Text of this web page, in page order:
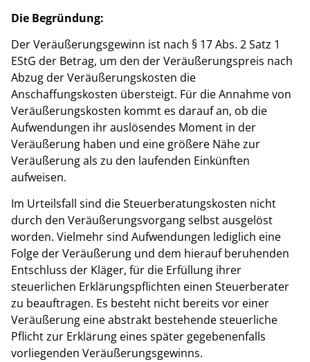
Die Begründung:
Der Veräußerungsgewinn ist nach § 17 Abs. 2 Satz 1
EStG der Betrag, um den der Veräußerungspreis nach
Abzug der Veräußerungskosten die
Anschaffungskosten übersteigt. Für die Annahme von
Veräußerungskosten kommt es darauf an, ob die
Aufwendungen ihr auslösendes Moment in der
Veräußerung haben und eine größere Nähe zur
Veräußerung als zu den laufenden Einkünften
aufweisen.
Im Urteilsfall sind die Steuerberatungskosten nicht
durch den Veräußerungsvorgang selbst ausgelöst
worden. Vielmehr sind Aufwendungen lediglich eine
Folge der Veräußerung und dem hierauf beruhenden
Entschluss der Kläger, für die Erfüllung ihrer
steuerlichen Erklärungspflichten einen Steuerberater
zu beauftragen. Es besteht nicht bereits vor einer
Veräußerung eine abstrakt bestehende steuerliche
Pflicht zur Erklärung eines später gegebenenfalls
vorliegenden Veräußerungsgewinns.